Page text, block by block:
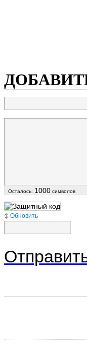
Осталось: 1000 символов
Обновить